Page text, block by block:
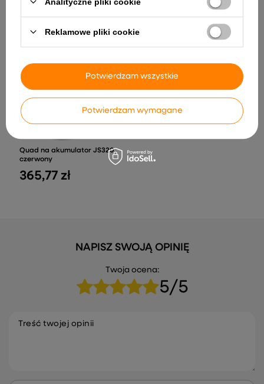
Rover Discovery DLS-K06
731,62 zł
Pojzad Dla Dzieci Światło
Quad na akumulator JS320
czerwony
365,77 zł
NAPISZ SWOJĄ OPINIĘ
Twoja ocena:
5/5
Treść twojej opinii
Reklamowe pliki cookie
Potwierdzam wymagane
Potwierdzam wszystkie